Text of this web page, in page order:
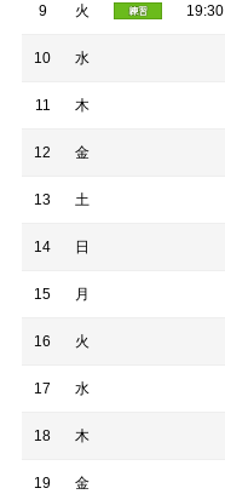
9 火 19:30
10 水
11 木
12 金
13 土
14 日
15 月
16 火
17 水
18 木
19 金